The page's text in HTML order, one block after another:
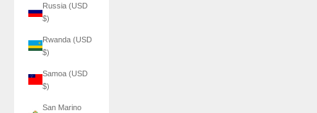
Russia (USD
$)
Rwanda (USD
$)
Samoa (USD
$)
San Marino